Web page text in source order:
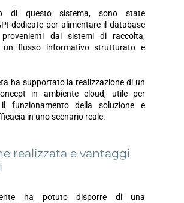
di questo sistema, sono state
dedicate per alimentare il database
dai sistemi di raccolta,
un flusso informativo strutturato e
ha supportato la realizzazione di un
in ambiente cloud, utile per
funzionamento della soluzione e
in uno scenario reale.
realizzata e vantaggi
ha potuto disporre di una